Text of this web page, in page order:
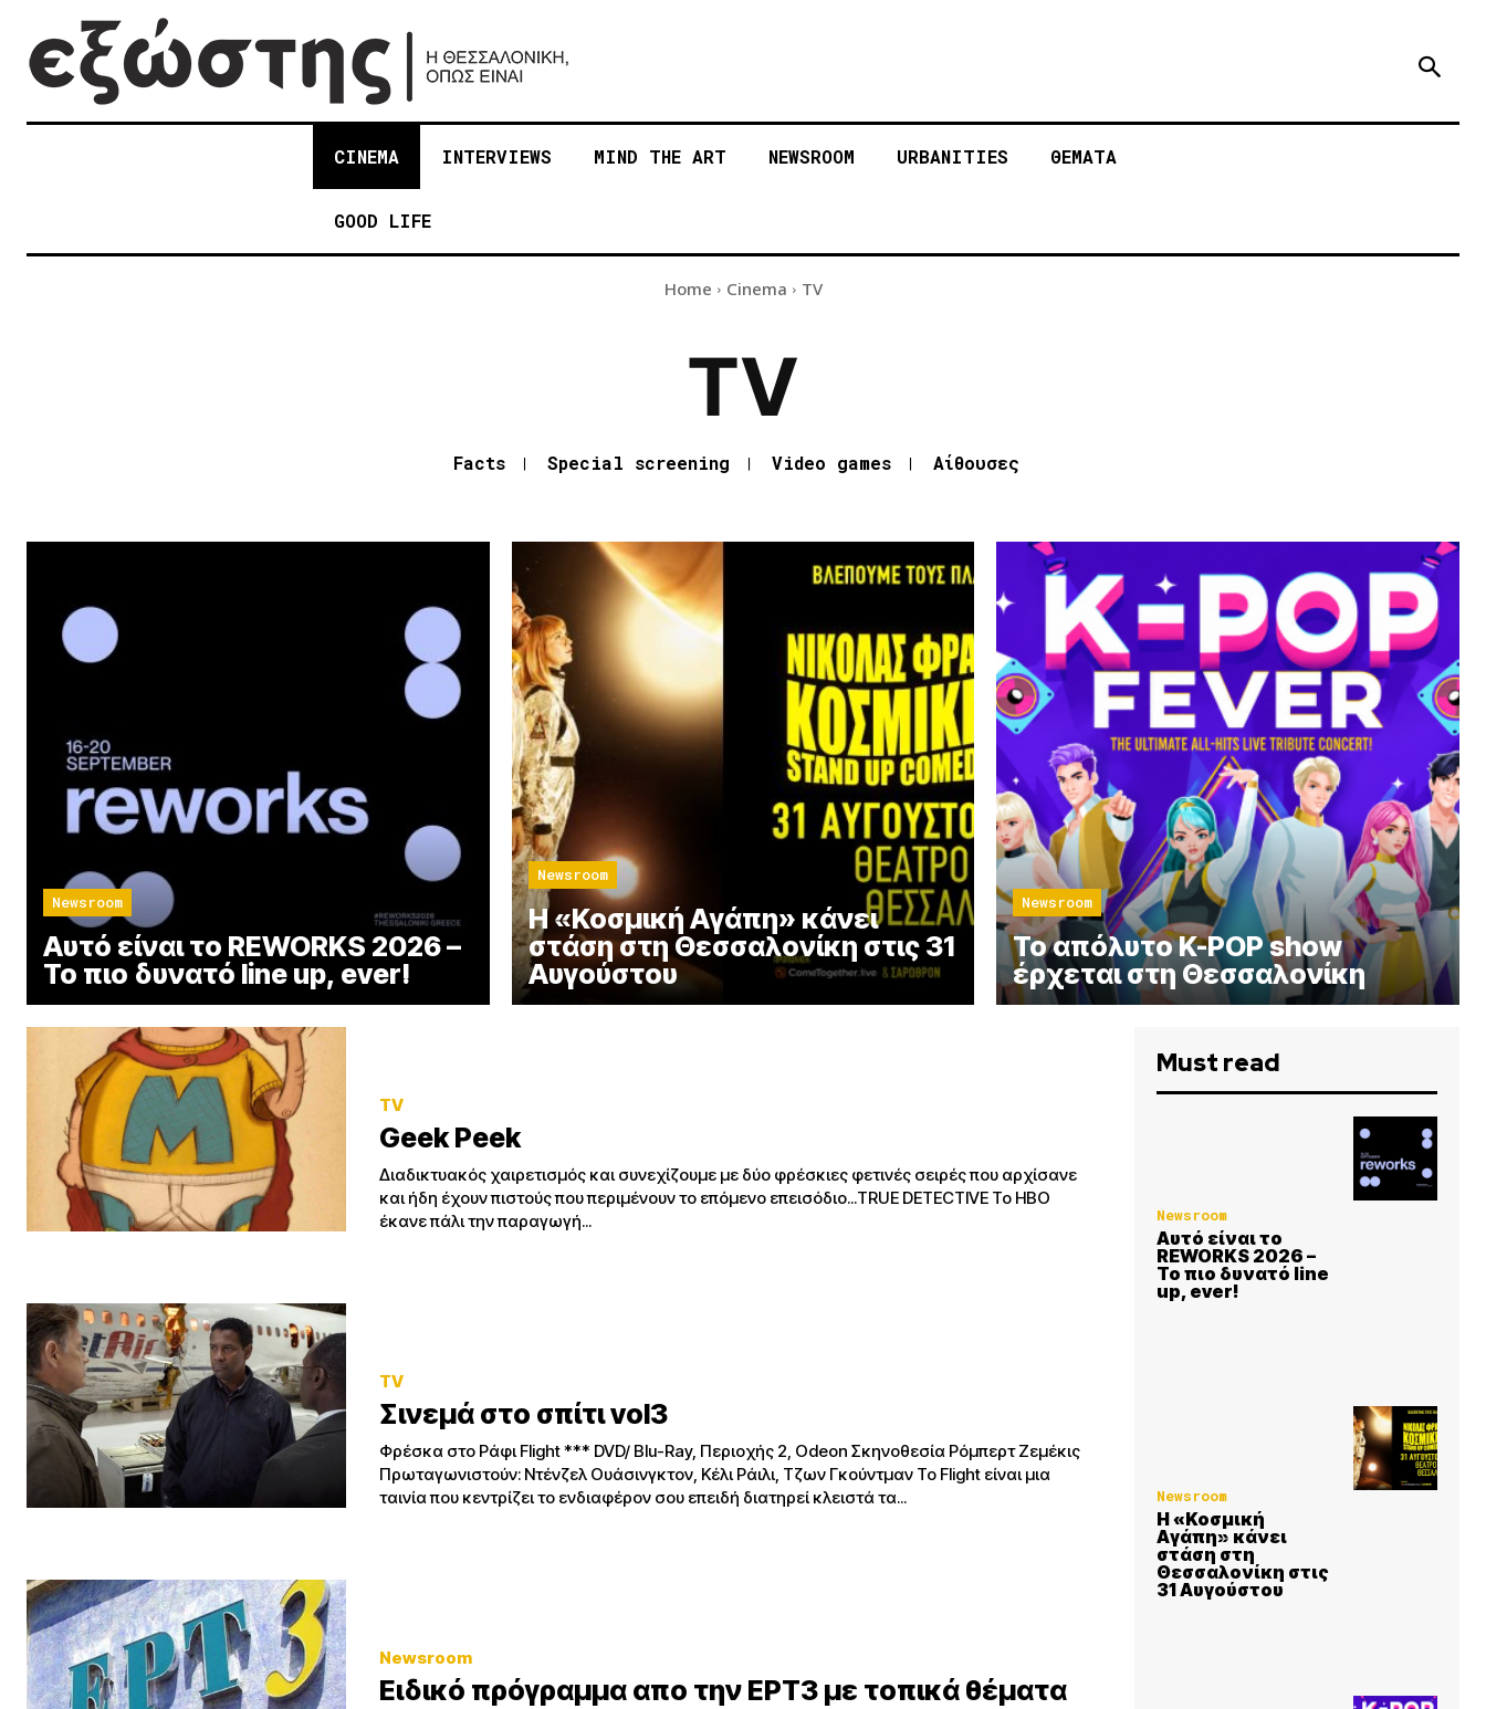
CINEMA INTERVIEWS MIND THE ART NEWSROOM URBANITIES ΘΕΜΑΤΑ
GOOD LIFE
Home Cinema TV
TV
Facts Special screening Video games Αίθουσες
Newsroom
Αυτό είναι το REWORKS 2026 –
Το πιο δυνατό line up, ever!
Newsroom
Η «Κοσμική Αγάπη» κάνει
στάση στη Θεσσαλονίκη στις 31
Αυγούστου
Newsroom
Το απόλυτο K-POP show
έρχεται στη Θεσσαλονίκη
TV
Geek Peek
Διαδικτυακός χαιρετισμός και συνεχίζουμε με δύο φρέσκιες φετινές σειρές που αρχίσανε
και ήδη έχουν πιστούς που περιμένουν το επόμενο επεισόδιο...TRUE DETECTIVE Το ΗΒΟ
έκανε πάλι την παραγωγή...
TV
Σινεμά στο σπίτι vol3
Φρέσκα στο Ράφι Flight *** DVD/ Blu-Ray, Περιοχής 2, Odeon Σκηνοθεσία Ρόμπερτ Ζεμέκις
Πρωταγωνιστούν: Ντένζελ Ουάσινγκτον, Κέλι Ράιλι, Τζων Γκούντμαν Το Flight είναι μια
ταινία που κεντρίζει το ενδιαφέρον σου επειδή διατηρεί κλειστά τα...
Newsroom
Ειδικό πρόγραμμα απο την ΕΡΤ3 με τοπικά θέματα
Must read
Newsroom
Αυτό είναι το
REWORKS 2026 –
Το πιο δυνατό line
up, ever!
Newsroom
Η «Κοσμική
Αγάπη» κάνει
στάση στη
Θεσσαλονίκη στις
31 Αυγούστου